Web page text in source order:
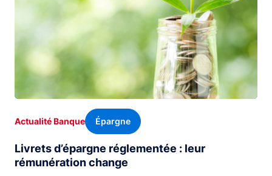
Actualité Banque Épargne
Livrets d’épargne réglementée : leur
rémunération change